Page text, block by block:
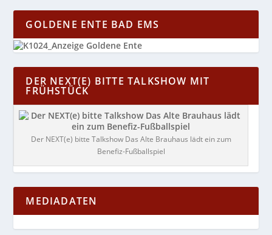
GOLDENE ENTE BAD EMS
DER NEXT(E) BITTE TALKSHOW MIT
FRÜHSTÜCK
Der NEXT(e) bitte Talkshow Das Alte Brauhaus lädt ein zum
Benefiz-Fußballspiel
MEDIADATEN